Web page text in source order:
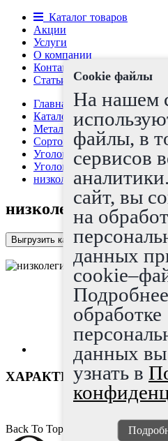
Каталог товаров
Акции
Услуги
О компании
Контакты
Статьи
Главная страница
Каталог
Металлопрокат
Сортовой прокат
Уголок
Уголок неравнополочный
низколегированный
низколегированный
Выгрузить каталог в Excel
ХАРАКТЕРИСТИКИ
Back To Top
Cookie файлы
На нашем
файлы, в
сервисов
сайт, вы
на
данных
обработке
данных
узнать в